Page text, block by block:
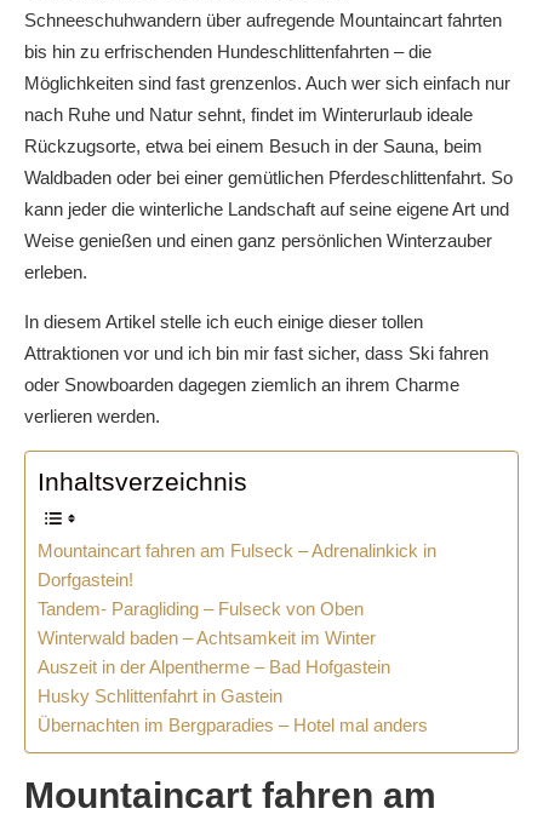
Schneeschuhwandern über aufregende Mountaincart fahrten
bis hin zu erfrischenden Hundeschlittenfahrten – die
Möglichkeiten sind fast grenzenlos. Auch wer sich einfach nur
nach Ruhe und Natur sehnt, findet im Winterurlaub ideale
Rückzugsorte, etwa bei einem Besuch in der Sauna, beim
Waldbaden oder bei einer gemütlichen Pferdeschlittenfahrt. So
kann jeder die winterliche Landschaft auf seine eigene Art und
Weise genießen und einen ganz persönlichen Winterzauber
erleben.
In diesem Artikel stelle ich euch einige dieser tollen
Attraktionen vor und ich bin mir fast sicher, dass Ski fahren
oder Snowboarden dagegen ziemlich an ihrem Charme
verlieren werden.
Inhaltsverzeichnis
Mountaincart fahren am Fulseck – Adrenalinkick in
Dorfgastein!
Tandem- Paragliding – Fulseck von Oben
Winterwald baden – Achtsamkeit im Winter
Auszeit in der Alpentherme – Bad Hofgastein
Husky Schlittenfahrt in Gastein
Übernachten im Bergparadies – Hotel mal anders
Mountaincart fahren am